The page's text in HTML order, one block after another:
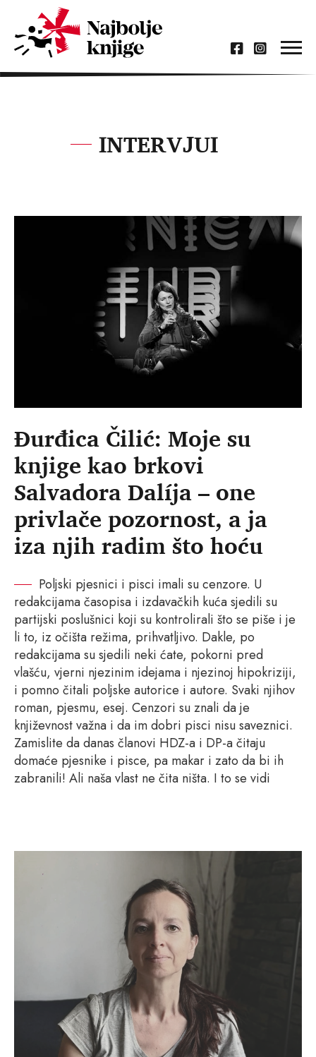
INTERVJUI
Đurđica Čilić: Moje su
knjige kao brkovi
Salvadora Dalíja – one
privlače pozornost, a ja
iza njih radim što hoću
Poljski pjesnici i pisci imali su cenzore. U
redakcijama časopisa i izdavačkih kuća sjedili su
partijski poslušnici koji su kontrolirali što se piše i je
li to, iz očišta režima, prihvatljivo. Dakle, po
redakcijama su sjedili neki ćate, pokorni pred
vlašću, vjerni njezinim idejama i njezinoj hipokriziji,
i pomno čitali poljske autorice i autore. Svaki njihov
roman, pjesmu, esej. Cenzori su znali da je
književnost važna i da im dobri pisci nisu saveznici.
Zamislite da danas članovi HDZ-a i DP-a čitaju
domaće pjesnike i pisce, pa makar i zato da bi ih
zabranili! Ali naša vlast ne čita ništa. I to se vidi